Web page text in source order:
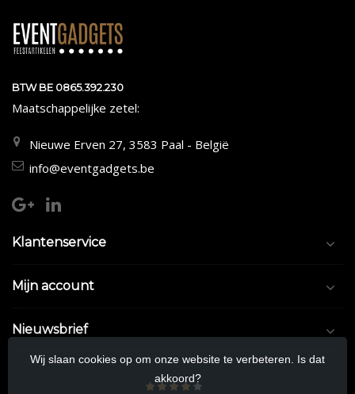
BTW BE 0865.392.230
Maatschappelijke zetel:
Nieuwe Erven 27, 3583 Paal - België
info@eventgadgets.be
Klantenservice
Mijn account
Nieuwsbrief
Wij slaan cookies op om onze website te verbeteren. Is dat
akkoord?